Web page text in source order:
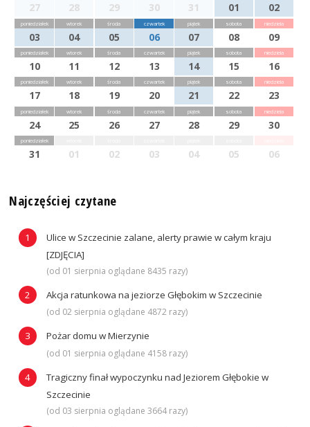
27 28 29 30 31 01 02
poniedziałek
03
wtorek
04
środa
05
czwartek
06
piątek
07
sobota
08
niedziela
09
poniedziałek
10
wtorek
11
środa
12
czwartek
13
piątek
14
sobota
15
niedziela
16
poniedziałek
17
wtorek
18
środa
19
czwartek
20
piątek
21
sobota
22
niedziela
23
poniedziałek
24
wtorek
25
środa
26
czwartek
27
piątek
28
sobota
29
niedziela
30
poniedziałek
31 01 02 03 04 05 06
Najczęściej czytane
Ulice w Szczecinie zalane, alerty prawie w całym kraju
[ZDJĘCIA]
(od 01 sierpnia oglądane 8435 razy)
Akcja ratunkowa na jeziorze Głębokim w Szczecinie
(od 02 sierpnia oglądane 4872 razy)
Pożar domu w Mierzynie
(od 01 sierpnia oglądane 4158 razy)
Tragiczny finał wypoczynku nad Jeziorem Głębokie w
Szczecinie
(od 03 sierpnia oglądane 3664 razy)